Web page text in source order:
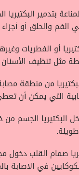
بتدمير
والحلق أو
أو الفطريات
مثل تنظيف الأسنان
من منطقة
التي يمكن أن
البكتيريا الجسم
صمام القلب
في الاصابة